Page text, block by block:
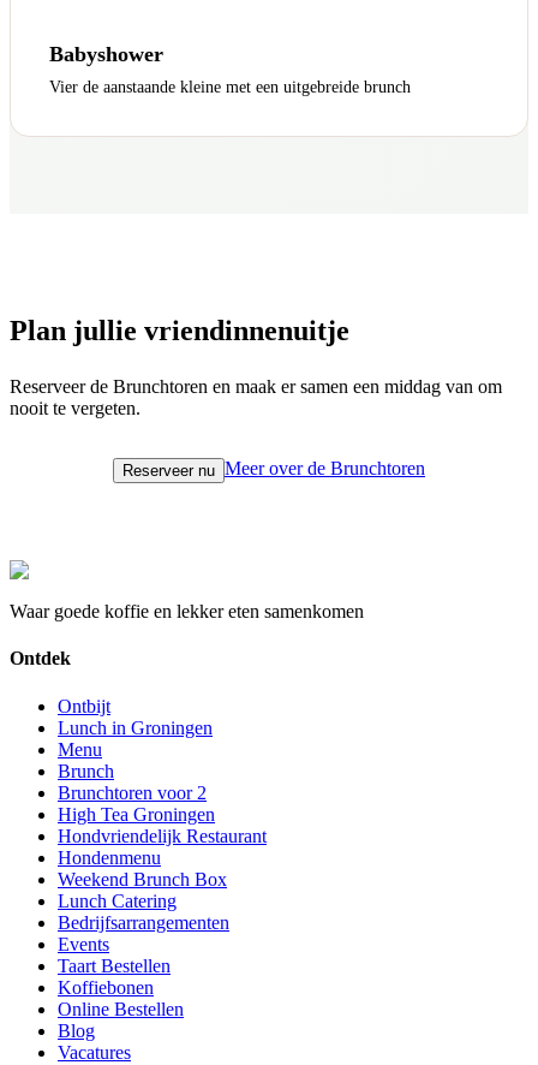
Babyshower
Vier de aanstaande kleine met een uitgebreide brunch
Plan jullie vriendinnenuitje
Reserveer de Brunchtoren en maak er samen een middag van om
nooit te vergeten.
Reserveer nu Meer over de Brunchtoren
Waar goede koffie en lekker eten samenkomen
Ontdek
Ontbijt
Lunch in Groningen
Menu
Brunch
Brunchtoren voor 2
High Tea Groningen
Hondvriendelijk Restaurant
Hondenmenu
Weekend Brunch Box
Lunch Catering
Bedrijfsarrangementen
Events
Taart Bestellen
Koffiebonen
Online Bestellen
Blog
Vacatures